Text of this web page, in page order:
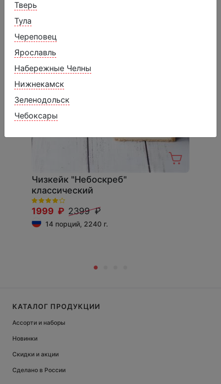
Тверь
Тула
Череповец
Ярославль
Набережные Челны
Нижнекамск
Зеленодольск
Чебоксары
Чизкейк "Небоскреб"
классический
1999 ₽ 2399 ₽
14 порций, 2240 г.
КАТАЛОГ ПРОДУКЦИИ
Ассорти и наборы
Новинки
Скидки и акции
Сделано в России